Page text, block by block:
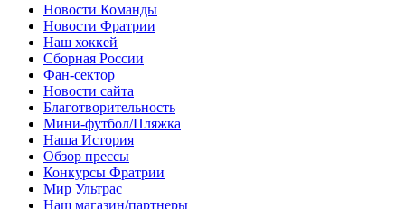
Новости Команды
Новости Фратрии
Наш хоккей
Сборная России
Фан-cектор
Новости сайта
Благотворительность
Мини-футбол/Пляжка
Наша История
Обзор прессы
Конкурсы Фратрии
Мир Ультрас
Наш магазин/партнеры